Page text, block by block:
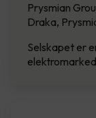
Prysmian
Draka,
Selskapet er